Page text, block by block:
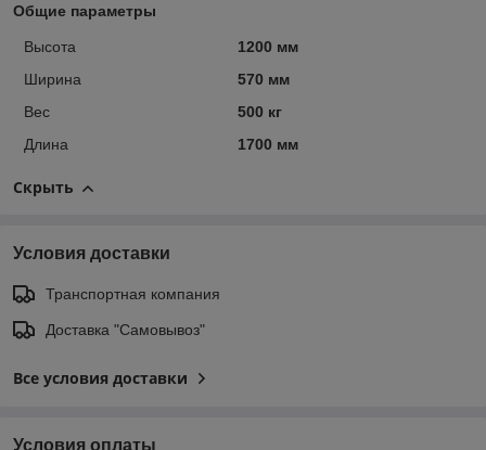
Общие параметры
Высота
1200 мм
Ширина
570 мм
Вес
500 кг
Длина
1700 мм
Скрыть
Условия доставки
Транспортная компания
Доставка "Самовывоз"
Все условия доставки
Условия оплаты